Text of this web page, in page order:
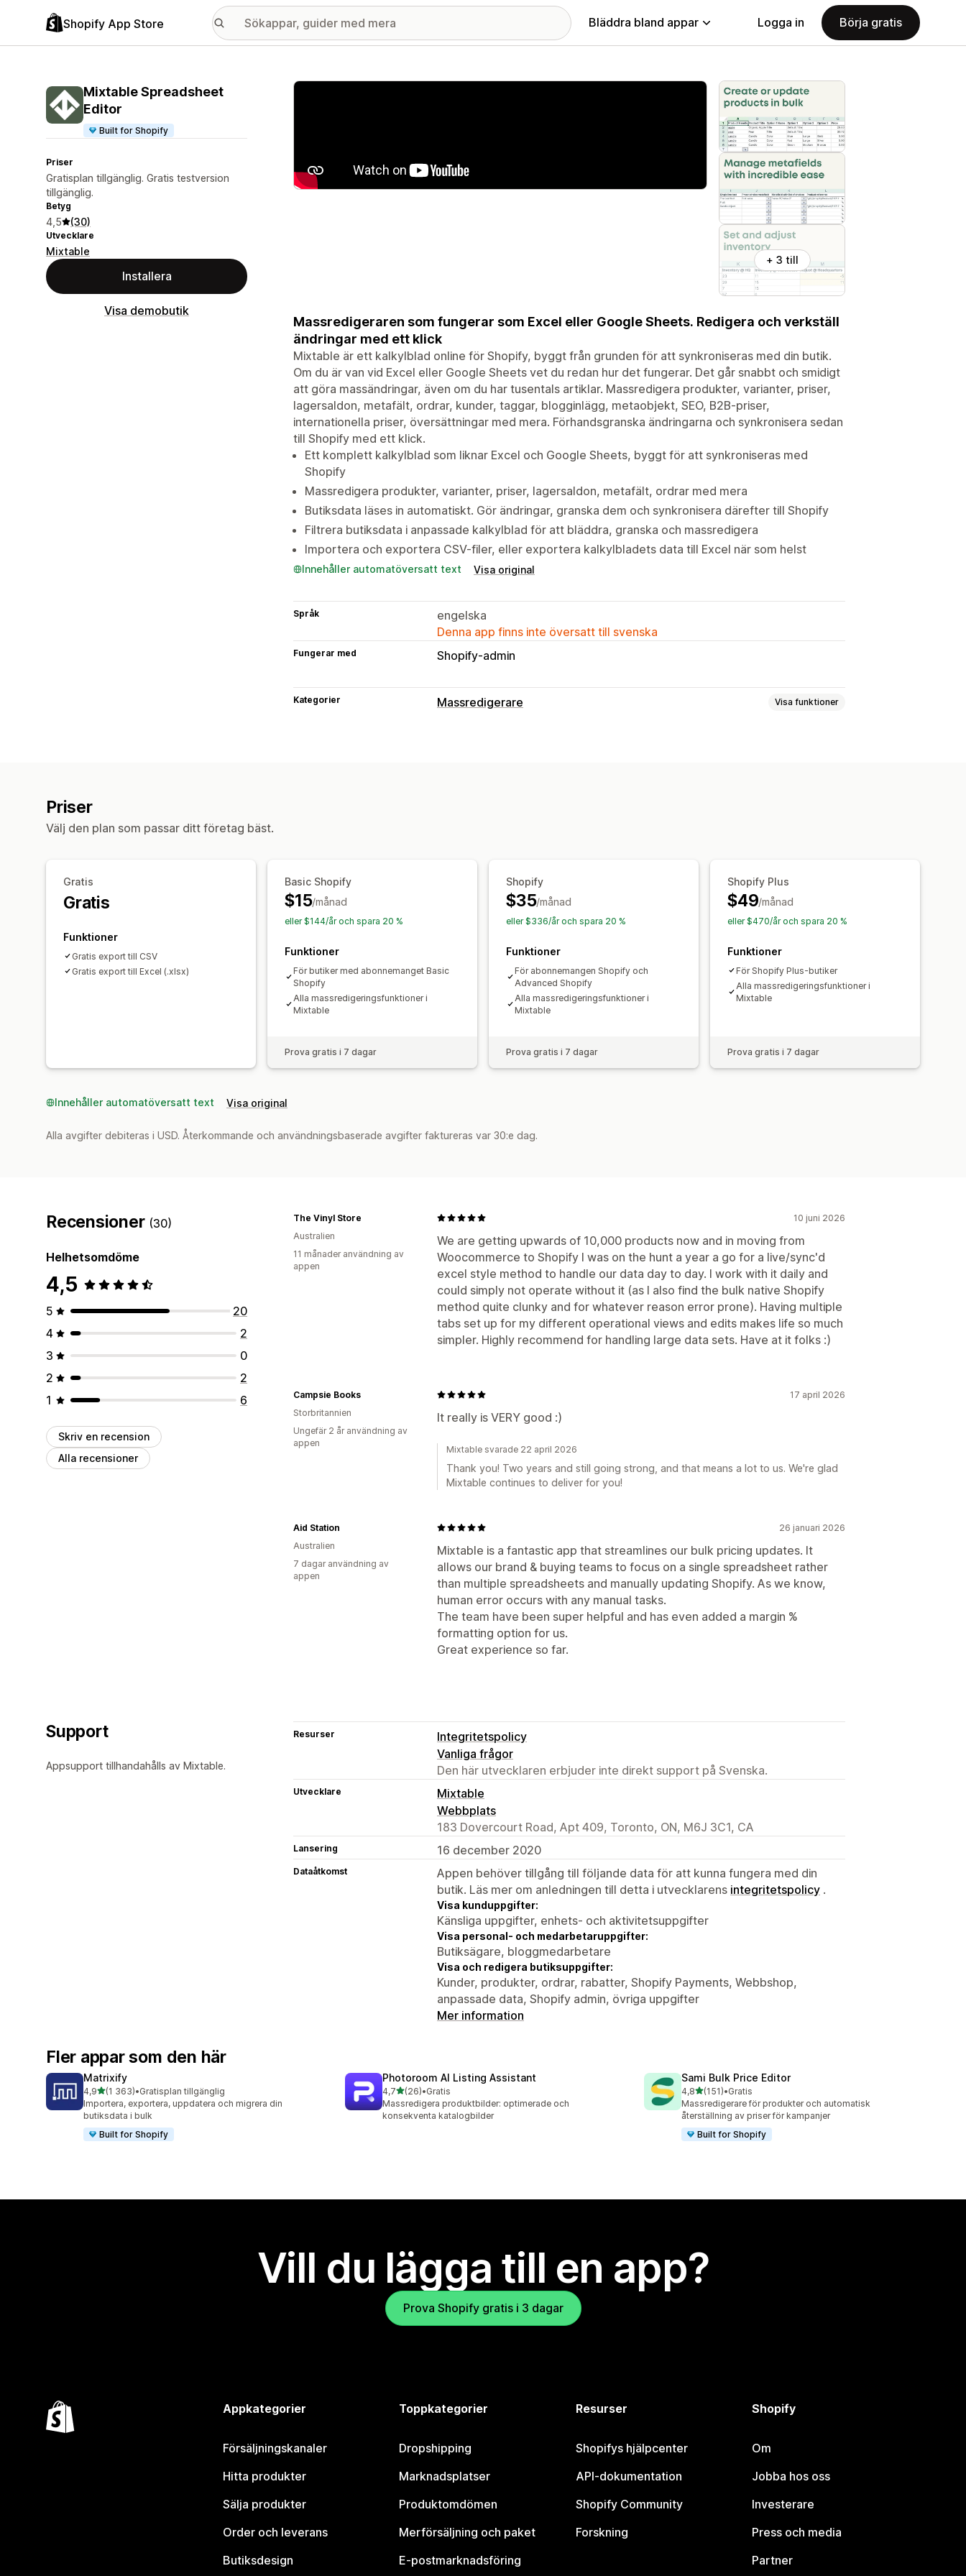
Shopify App Store Bläddra bland appar Logga in Börja gratis
Mixtable Spreadsheet
Editor
Built for Shopify
Priser
Gratisplan tillgänglig. Gratis testversion
tillgänglig.
Betyg
4,5 (30)
Utvecklare
Mixtable
Installera
Visa demobutik
Galleri med utvalda bilder
+ 3 till
Massredigeraren som fungerar som Excel eller Google Sheets. Redigera och verkställ
ändringar med ett klick
Mixtable är ett kalkylblad online för Shopify, byggt från grunden för att synkroniseras med din butik.
Om du är van vid Excel eller Google Sheets vet du redan hur det fungerar. Det går snabbt och smidigt
att göra massändringar, även om du har tusentals artiklar. Massredigera produkter, varianter, priser,
lagersaldon, metafält, ordrar, kunder, taggar, blogginlägg, metaobjekt, SEO, B2B-priser,
internationella priser, översättningar med mera. Förhandsgranska ändringarna och synkronisera sedan
till Shopify med ett klick.
Ett komplett kalkylblad som liknar Excel och Google Sheets, byggt för att synkroniseras med
Shopify
Massredigera produkter, varianter, priser, lagersaldon, metafält, ordrar med mera
Butiksdata läses in automatiskt. Gör ändringar, granska dem och synkronisera därefter till Shopify
Filtrera butiksdata i anpassade kalkylblad för att bläddra, granska och massredigera
Importera och exportera CSV-filer, eller exportera kalkylbladets data till Excel när som helst
Innehåller automatöversatt text Visa original
Språk
engelska
Denna app finns inte översatt till svenska
Fungerar med Shopify-admin
Kategorier Massredigerare Visa funktioner
CSV import och export
Synkronisering av data
Säkerhetskopiering
Priser
Välj den plan som passar ditt företag bäst.
Gratis
Gratis
Funktioner
Gratis export till CSV
Gratis export till Excel (.xlsx)
Basic Shopify
$15/månad
eller $144/år och spara 20 %
Funktioner
För butiker med abonnemanget Basic
Shopify
Alla massredigeringsfunktioner i
Mixtable
Prova gratis i 7 dagar
Shopify
$35/månad
eller $336/år och spara 20 %
Funktioner
För abonnemangen Shopify och
Advanced Shopify
Alla massredigeringsfunktioner i
Mixtable
Prova gratis i 7 dagar
Shopify Plus
$49/månad
eller $470/år och spara 20 %
Funktioner
För Shopify Plus-butiker
Alla massredigeringsfunktioner i
Mixtable
Prova gratis i 7 dagar
Innehåller automatöversatt text Visa original
Alla avgifter debiteras i USD. Återkommande och användningsbaserade avgifter faktureras var 30:e dag.
Recensioner (30)
Helhetsomdöme
4,5
5
20
4
2
3
0
2
2
1
6
Skriv en recension
Alla recensioner
10 juni 2026
We are getting upwards of 10,000 products now and in moving from
Woocommerce to Shopify I was on the hunt a year a go for a live/sync'd
excel style method to handle our data day to day. I work with it daily and
could simply not operate without it (as I also find the bulk native Shopify
method quite clunky and for whatever reason error prone). Having multiple
tabs set up for my different operational views and edits makes life so much
simpler. Highly recommend for handling large data sets. Have at it folks :)
The Vinyl Store
Australien
11 månader användning av
appen
17 april 2026
It really is VERY good :)
Campsie Books
Storbritannien
Ungefär 2 år användning av
appen
Mixtable svarade 22 april 2026
Thank you! Two years and still going strong, and that means a lot to us. We're glad
Mixtable continues to deliver for you!
26 januari 2026
Mixtable is a fantastic app that streamlines our bulk pricing updates. It
allows our brand & buying teams to focus on a single spreadsheet rather
than multiple spreadsheets and manually updating Shopify. As we know,
human error occurs with any manual tasks.
The team have been super helpful and has even added a margin %
formatting option for us.
Great experience so far.
Aid Station
Australien
7 dagar användning av
appen
Support
Appsupport tillhandahålls av Mixtable.
Resurser
Integritetspolicy
Vanliga frågor
Den här utvecklaren erbjuder inte direkt support på Svenska.
Utvecklare
Mixtable
Webbplats
183 Dovercourt Road, Apt 409, Toronto, ON, M6J 3C1, CA
Lansering 16 december 2020
Dataåtkomst
Appen behöver tillgång till följande data för att kunna fungera med din
butik. Läs mer om anledningen till detta i utvecklarens integritetspolicy .
Visa kunduppgifter:
Känsliga uppgifter, enhets- och aktivitetsuppgifter
Visa personal- och medarbetaruppgifter:
Butiksägare, bloggmedarbetare
Visa och redigera butiksuppgifter:
Kunder, produkter, ordrar, rabatter, Shopify Payments, Webbshop,
anpassade data, Shopify admin, övriga uppgifter
Mer information
Fler appar som den här
Matrixify
4,9av 5 stjärnor
(1 363)
1363 recensioner totalt
•Gratisplan tillgänglig
Importera, exportera, uppdatera och migrera din
butiksdata i bulk
Built for Shopify
Photoroom AI Listing Assistant
4,7av 5 stjärnor
(26)
26 recensioner totalt
•Gratis
Massredigera produktbilder: optimerade och
konsekventa katalogbilder
Sami Bulk Price Editor
4,8av 5 stjärnor
(151)
151 recensioner totalt
•Gratis
Massredigerare för produkter och automatisk
återställning av priser för kampanjer
Built for Shopify
Vill du lägga till en app?
Prova Shopify gratis i 3 dagar
Appkategorier
Försäljningskanaler
Hitta produkter
Sälja produkter
Order och leverans
Butiksdesign
Toppkategorier
Dropshipping
Marknadsplatser
Produktomdömen
Merförsäljning och paket
E-postmarknadsföring
Resurser
Shopifys hjälpcenter
API-dokumentation
Shopify Community
Forskning
Shopify
Om
Jobba hos oss
Investerare
Press och media
Partner